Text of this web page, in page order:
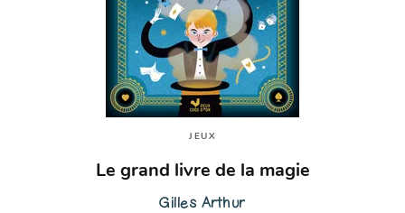
JEUX
Le grand livre de la magie
Gilles Arthur